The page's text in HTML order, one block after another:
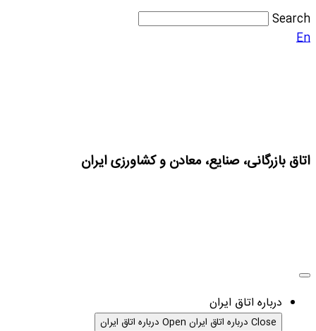
Search
En
اتاق بازرگانی، صنایع، معادن و کشاورزی ایران
درباره اتاق ایران
Close درباره اتاق ایران Open درباره اتاق ایران